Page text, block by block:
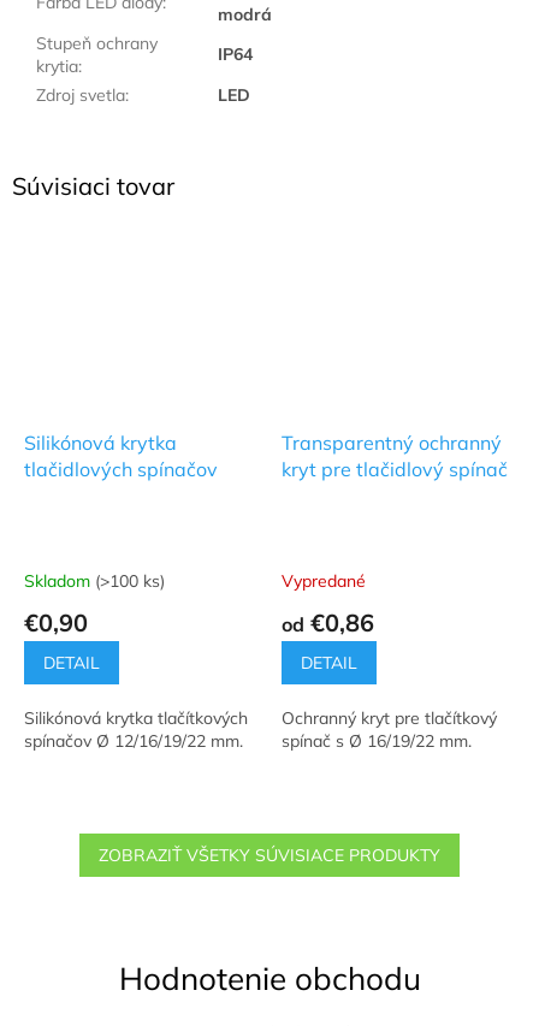
Súvisiaci tovar
Silikónová krytka
tlačidlových spínačov
Skladom (>100 ks)
€0,90
DETAIL
Silikónová krytka tlačítkových
spínačov Ø 12/16/19/22 mm.
Transparentný ochranný
kryt pre tlačidlový spínač
Vypredané
od €0,86
DETAIL
Ochranný kryt pre tlačítkový
spínač s Ø 16/19/22 mm.
ZOBRAZIŤ VŠETKY SÚVISIACE PRODUKTY
modrá
Stupeň ochrany
krytia:
IP64
Zdroj svetla: LED
Hodnotenie obchodu